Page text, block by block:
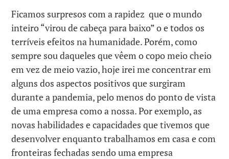
Ficamos surpresos com a rapidez que o mundo
inteiro “virou de cabeça para baixo” o e todos os
terríveis efeitos na humanidade. Porém, como
sempre sou daqueles que vêem o copo meio cheio
em vez de meio vazio, hoje irei me concentrar em
alguns dos aspectos positivos que surgiram
durante a pandemia, pelo menos do ponto de vista
de uma empresa como a nossa. Por exemplo, as
novas habilidades e capacidades que tivemos que
desenvolver enquanto trabalhamos em casa e com
fronteiras fechadas sendo uma empresa